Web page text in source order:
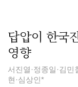
답압이 한국
영향
서진열·정종일·김민
현·심상인*